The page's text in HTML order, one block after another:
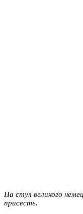
На стул великого
присесть.